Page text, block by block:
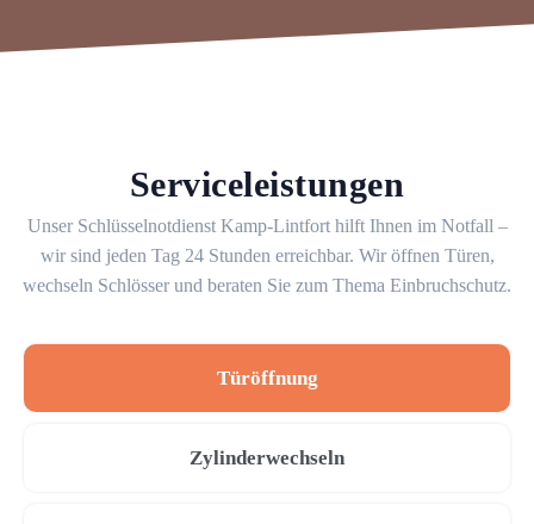
Serviceleistungen
Unser Schlüsselnotdienst Kamp-Lintfort hilft Ihnen im Notfall –
wir sind jeden Tag 24 Stunden erreichbar. Wir öffnen Türen,
wechseln Schlösser und beraten Sie zum Thema Einbruchschutz.
Türöffnung
Zylinderwechseln